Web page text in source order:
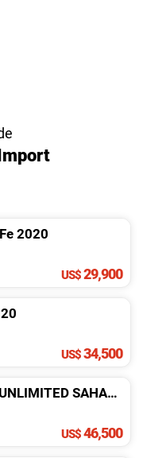
2020
US$29,900
US$34,500
UNLIMITED SAHARA
US$46,500